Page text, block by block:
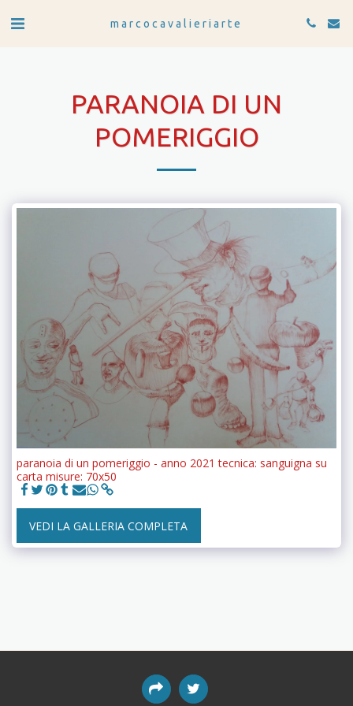
marcocavalieriarte
PARANOIA DI UN
POMERIGGIO
paranoia di un pomeriggio - anno 2021 tecnica: sanguigna su
carta misure: 70x50
VEDI LA GALLERIA COMPLETA